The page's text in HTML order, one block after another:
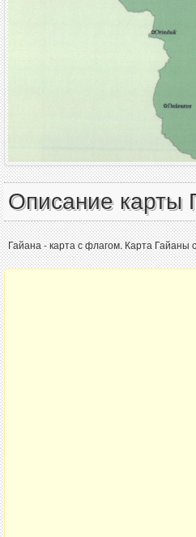
Описание карты
Гайана - карта с флагом. Карта Гайаны